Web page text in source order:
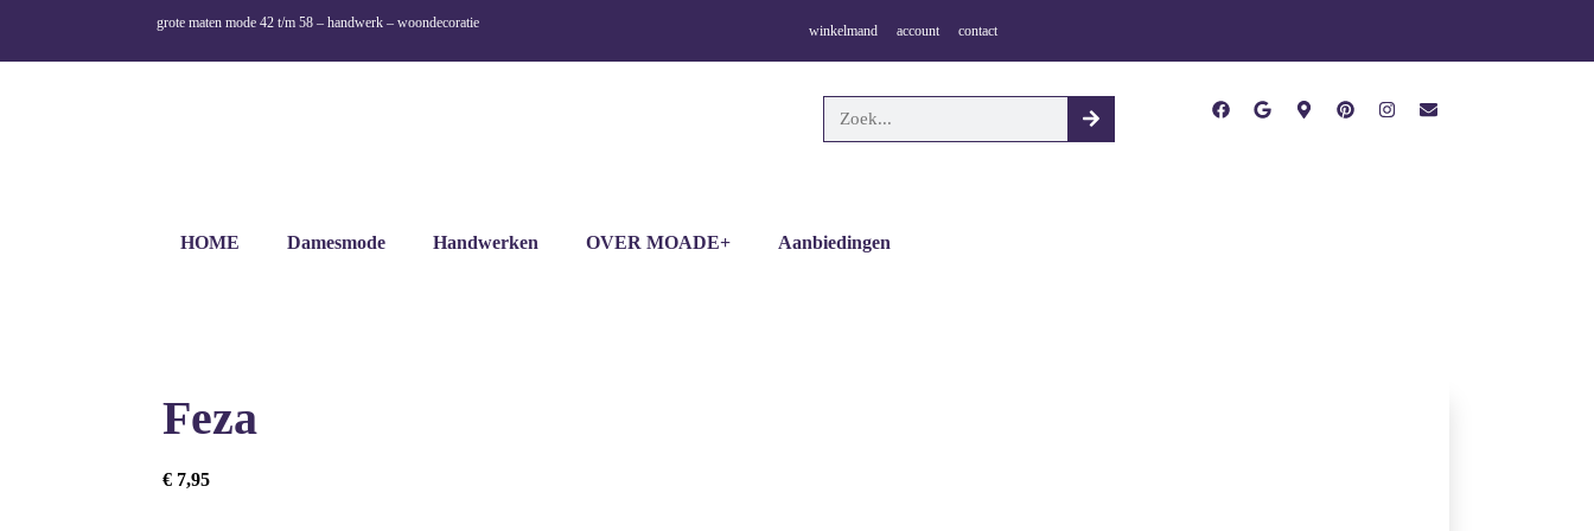
grote maten mode 42 t/m 58 – handwerk – woondecoratie
winkelmand account contact
HOME Damesmode Handwerken OVER MOADE+ Aanbiedingen
Feza
€ 7,95